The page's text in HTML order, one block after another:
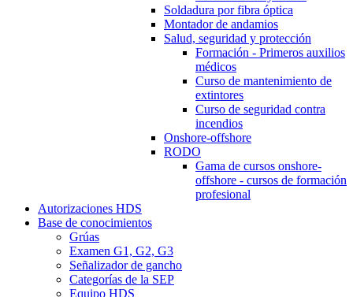
Soldadura por fibra óptica
Montador de andamios
Salud, seguridad y protección
Formación - Primeros auxilios
médicos
Curso de mantenimiento de
extintores
Curso de seguridad contra
incendios
Onshore-offshore
RODO
Gama de cursos onshore-
offshore - cursos de formación
profesional
Autorizaciones HDS
Base de conocimientos
Grúas
Examen G1, G2, G3
Señalizador de gancho
Categorías de la SEP
Equipo HDS